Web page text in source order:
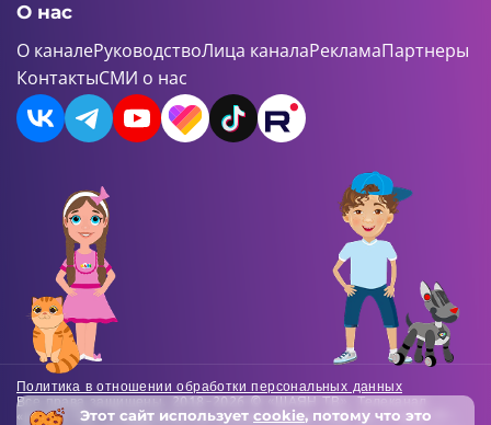
О нас
О каналеРуководствоЛица каналаРекламаПартнеры
КонтактыСМИ о нас
Политика в отношении обработки персональных данных
Все права защищены. 2018-2026 © «ШАЯН ТВ». Телеканал
«ШАЯН ТВ» , Свидетельство о регистрации СМИ Эл-Л №ФС77-
Этот сайт использует cookie, потому что это